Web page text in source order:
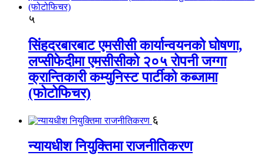
५
सिंहदरबारबाट एमसीसी कार्यान्वयनको घोषणा,
लप्सीफेदीमा एमसीसीको २०५ रोपनी जग्गा
क्रान्तिकारी कम्युनिस्ट पार्टीको कब्जामा
(फोटोफिचर)
६
न्यायधीश नियुक्तिमा राजनीतिकरण